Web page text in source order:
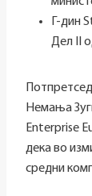
Г-дин
Дел II
Немања
Enterprise
дека во
средни